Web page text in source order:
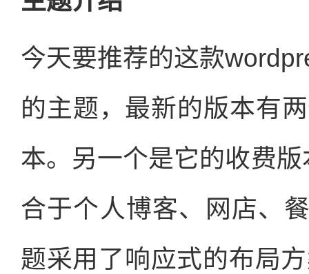
今天要推荐的这款
的主题，最新的版本有
本。另一个是它的收费
合于个人博客、网店、
题采用了响应式的布局